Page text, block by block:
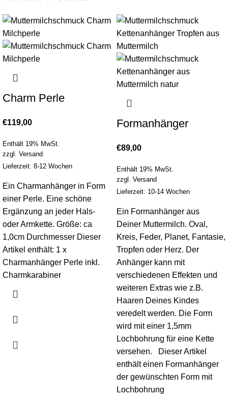
Charm Perle
€119,00
Enthält 19% MwSt.
zzgl. Versand
Lieferzeit: 8-12 Wochen
Ein Charmanhänger in Form
einer Perle. Eine schöne
Ergänzung an jeder Hals-
oder Armkette. Größe: ca
1,0cm Durchmesser Dieser
Artikel enthält: 1 x
Charmanhänger Perle inkl.
Charmkarabiner
Formanhänger
€89,00
Enthält 19% MwSt.
zzgl. Versand
Lieferzeit: 10-14 Wochen
Ein Formanhänger aus
Deiner Muttermilch. Oval,
Kreis, Feder, Planet, Fantasie,
Tropfen oder Herz. Der
Anhänger kann mit
verschiedenen Effekten und
weiteren Extras wie z.B.
Haaren Deines Kindes
veredelt werden. Die Form
wird mit einer 1,5mm
Lochbohrung für eine Kette
versehen. Dieser Artikel
enthält einen Formanhänger
der gewünschten Form mit
Lochbohrung